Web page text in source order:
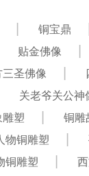
铜宝鼎
贴金佛像
三圣佛像
关老爷关公神
雕塑 铜雕
物铜雕塑
铜雕塑